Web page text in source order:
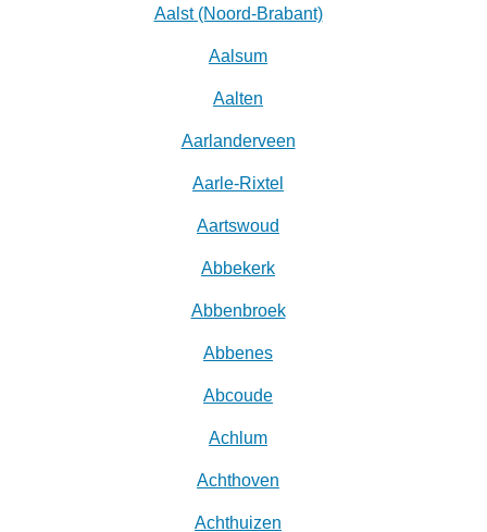
Aalst (Noord-Brabant)
Aalsum
Aalten
Aarlanderveen
Aarle-Rixtel
Aartswoud
Abbekerk
Abbenbroek
Abbenes
Abcoude
Achlum
Achthoven
Achthuizen